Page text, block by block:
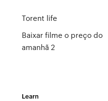
Torent life
Baixar filme o preço do
amanhã 2
Learn